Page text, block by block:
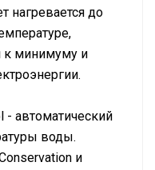
нагревается до
к минимуму и
- автоматический
воды.
и